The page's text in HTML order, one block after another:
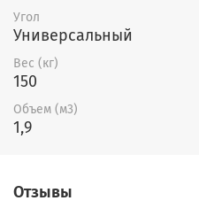
Угол
Универсальный
Вес (кг)
150
Объем (м3)
1,9
Отзывы